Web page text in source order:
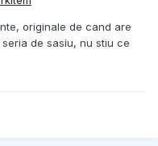
originale de cand are
de sasiu, nu stiu ce